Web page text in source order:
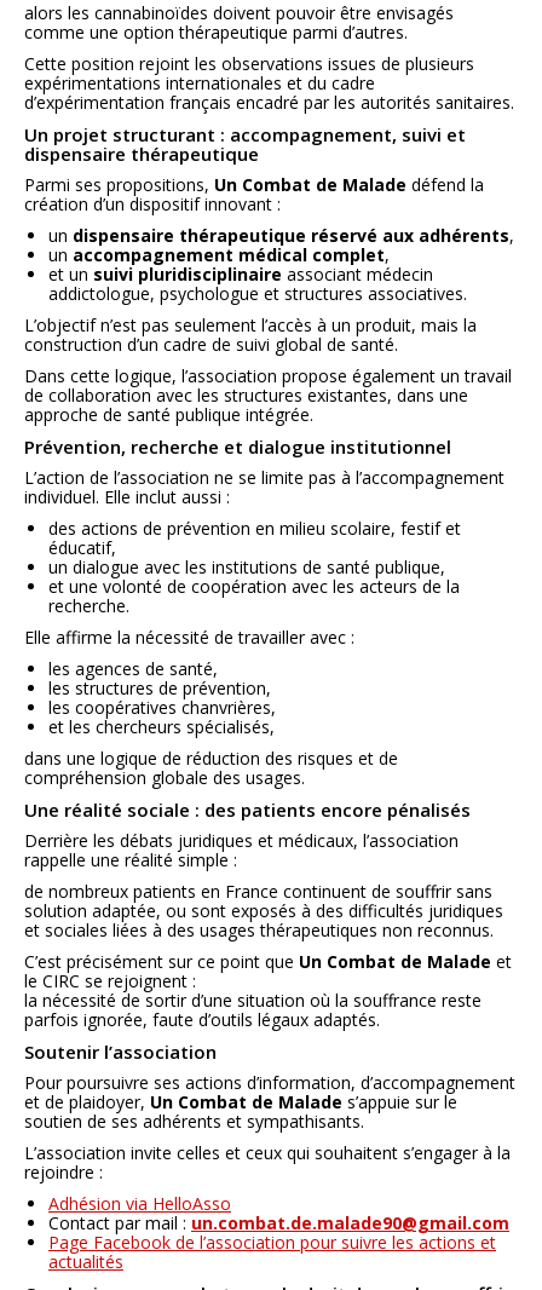
alors les cannabinoïdes doivent pouvoir être envisagés
comme une option thérapeutique parmi d’autres.
Cette position rejoint les observations issues de plusieurs
expérimentations internationales et du cadre
d’expérimentation français encadré par les autorités sanitaires.
Un projet structurant : accompagnement, suivi et
dispensaire thérapeutique
Parmi ses propositions, Un Combat de Malade défend la
création d’un dispositif innovant :
un dispensaire thérapeutique réservé aux adhérents,
un accompagnement médical complet,
et un suivi pluridisciplinaire associant médecin
addictologue, psychologue et structures associatives.
L’objectif n’est pas seulement l’accès à un produit, mais la
construction d’un cadre de suivi global de santé.
Dans cette logique, l’association propose également un travail
de collaboration avec les structures existantes, dans une
approche de santé publique intégrée.
Prévention, recherche et dialogue institutionnel
L’action de l’association ne se limite pas à l’accompagnement
individuel. Elle inclut aussi :
des actions de prévention en milieu scolaire, festif et
éducatif,
un dialogue avec les institutions de santé publique,
et une volonté de coopération avec les acteurs de la
recherche.
Elle affirme la nécessité de travailler avec :
les agences de santé,
les structures de prévention,
les coopératives chanvrières,
et les chercheurs spécialisés,
dans une logique de réduction des risques et de
compréhension globale des usages.
Une réalité sociale : des patients encore pénalisés
Derrière les débats juridiques et médicaux, l’association
rappelle une réalité simple :
de nombreux patients en France continuent de souffrir sans
solution adaptée, ou sont exposés à des difficultés juridiques
et sociales liées à des usages thérapeutiques non reconnus.
C’est précisément sur ce point que Un Combat de Malade et
le CIRC se rejoignent :
la nécessité de sortir d’une situation où la souffrance reste
parfois ignorée, faute d’outils légaux adaptés.
Soutenir l’association
Pour poursuivre ses actions d’information, d’accompagnement
et de plaidoyer, Un Combat de Malade s’appuie sur le
soutien de ses adhérents et sympathisants.
L’association invite celles et ceux qui souhaitent s’engager à la
rejoindre :
Adhésion via HelloAsso
Contact par mail : un.combat.de.malade90@gmail.com
Page Facebook de l’association pour suivre les actions et
actualités